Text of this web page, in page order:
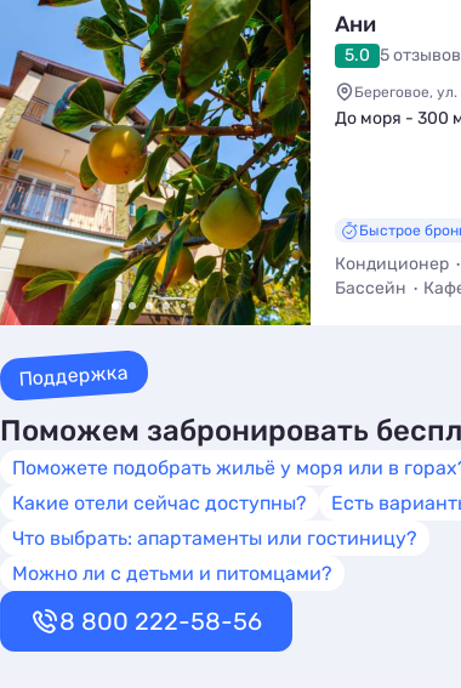
Ани
5.0 5 отзывов
Береговое,
До моря - 300
Быстрое
Кондиционер
Бассейн
Поддержка
Поможем забронировать
Поможете подобрать жильё у моря или в
Какие отели сейчас доступны?
Есть
Что выбрать: апартаменты или гостиницу?
Можно ли с детьми и питомцами?
8 800 222-58-56